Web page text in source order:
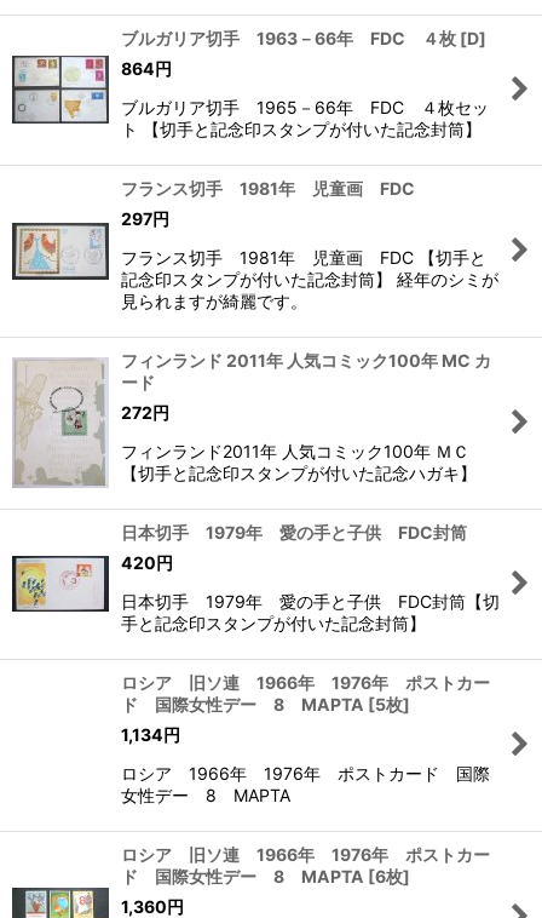
ブルガリア切手 1963－66年 FDC ４枚 [D]
864円
ブルガリア切手 1965－66年 FDC ４枚セッ
ト 【切手と記念印スタンプが付いた記念封筒】
フランス切手 1981年 児童画 FDC
297円
フランス切手 1981年 児童画 FDC 【切手と
記念印スタンプが付いた記念封筒】 経年のシミが
見られますが綺麗です。
フィンランド 2011年 人気コミック100年 MC カ
ード
272円
フィンランド2011年 人気コミック100年 ＭＣ
【切手と記念印スタンプが付いた記念ハガキ】
日本切手 1979年 愛の手と子供 FDC封筒
420円
日本切手 1979年 愛の手と子供 FDC封筒【切
手と記念印スタンプが付いた記念封筒】
ロシア 旧ソ連 1966年 1976年 ポストカー
ド 国際女性デー 8 MAPTA [5枚]
1,134円
ロシア 1966年 1976年 ポストカード 国際
女性デー 8 MAPTA
ロシア 旧ソ連 1966年 1976年 ポストカー
ド 国際女性デー 8 MAPTA [6枚]
1,360円